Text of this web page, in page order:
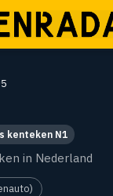
kenteken N1
in Nederland